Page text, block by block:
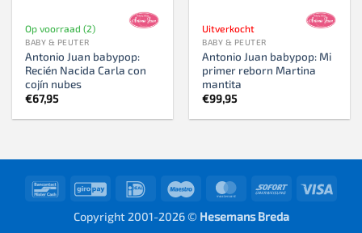
Op voorraad (2)
BABY & PEUTER
Antonio Juan babypop:
Recién Nacida Carla con
cojín nubes
€67,95
Uitverkocht
BABY & PEUTER
Antonio Juan babypop: Mi
primer reborn Martina
mantita
€99,95
BancontactGiroPay IDeal Maestro MasterCardSofort
Copyright 2001-2026 © Hesemans Breda